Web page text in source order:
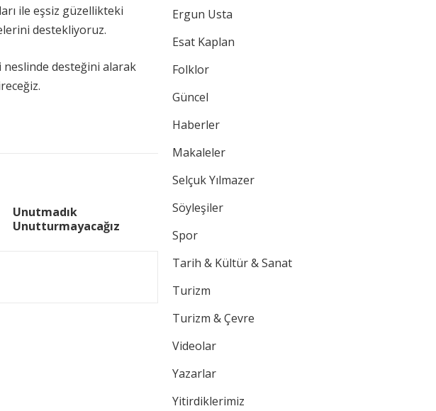
ile eşsiz güzellikteki
destekliyoruz.
neslinde desteğini alarak
Unutmadık
Unutturmayacağız
Ergun Usta
Esat Kaplan
Folklor
Güncel
Haberler
Makaleler
Selçuk Yılmazer
Söyleşiler
Spor
Tarih & Kültür & Sanat
Turizm
Turizm & Çevre
Videolar
Yazarlar
Yitirdiklerimiz